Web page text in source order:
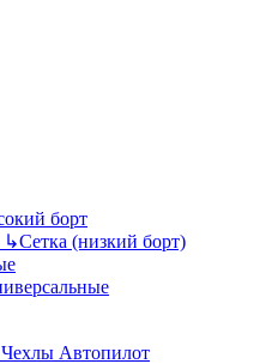
борт
↳Сетка (низкий борт)
Чехлы Автопилот